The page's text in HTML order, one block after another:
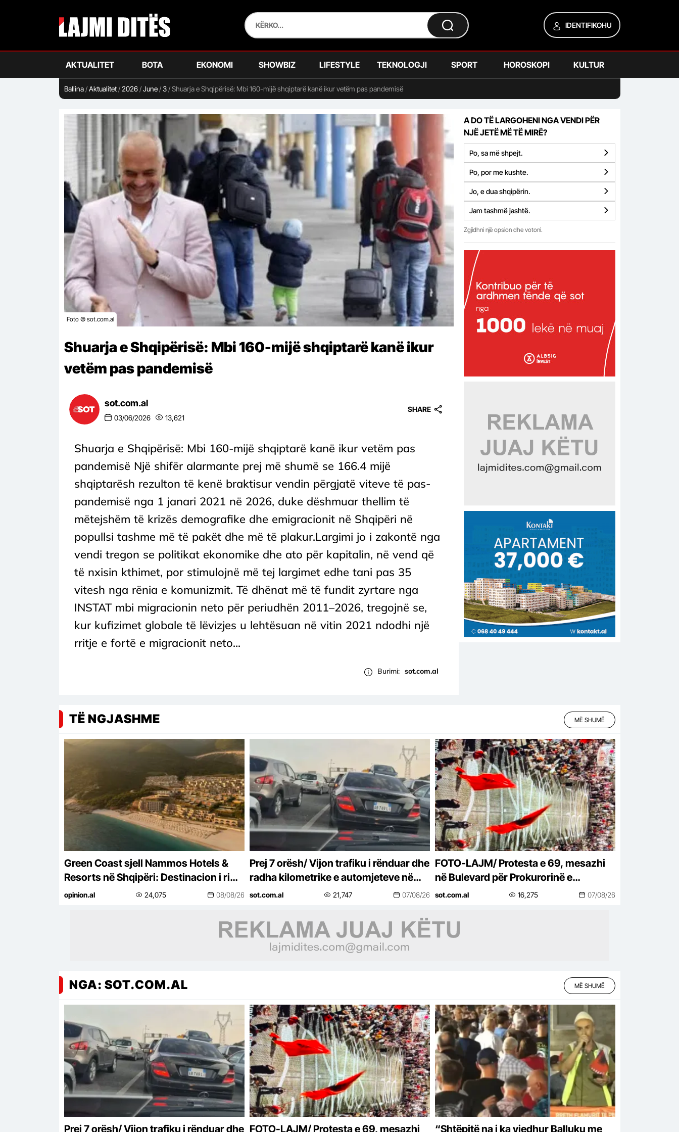
IDENTIFIKOHU
AKTUALITET BOTA EKONOMI SHOWBIZ LIFESTYLE TEKNOLOGJI SPORT HOROSKOPI KULTUR
Ballina/Aktualitet/2026/June/3/Shuarja e Shqipërisë: Mbi 160-mijë shqiptarë kanë ikur vetëm pas pandemisë
Foto © sot.com.al
Shuarja e Shqipërisë: Mbi 160-mijë shqiptarë kanë ikur
vetëm pas pandemisë
sot.com.al
03/06/2026 13,621
SHARE
Shuarja e Shqipërisë: Mbi 160-mijë shqiptarë kanë ikur vetëm pas
pandemisë Një shifër alarmante prej më shumë se 166.4 mijë
shqiptarësh rezulton të kenë braktisur vendin përgjatë viteve të pas-
pandemisë nga 1 janari 2021 në 2026, duke dëshmuar thellim të
mëtejshëm të krizës demografike dhe emigracionit në Shqipëri në
popullsi tashme më të pakët dhe më të plakur.Largimi jo i zakontë nga
vendi tregon se politikat ekonomike dhe ato për kapitalin, në vend që
të nxisin kthimet, por stimulojnë më tej largimet edhe tani pas 35
vitesh nga rënia e komunizmit. Të dhënat më të fundit zyrtare nga
INSTAT mbi migracionin neto për periudhën 2011–2026, tregojnë se,
kur kufizimet globale të lëvizjes u lehtësuan në vitin 2021 ndodhi një
rritje e fortë e migracionit neto...
Burimi: sot.com.al
A DO TË LARGOHENI NGA VENDI PËR
NJË JETË MË TË MIRË?
Po, sa më shpejt.
Po, por me kushte.
Jo, e dua shqipërin.
Jam tashmë jashtë.
Zgjidhni një opsion dhe votoni.
TË NGJASHME MË SHUMË
Green Coast sjell Nammos Hotels &
Resorts në Shqipëri: Destinacion i ri
lifestyle
opinion.al 24,075 08/08/26
Prej 7 orësh/ Vijon trafiku i rënduar dhe
radha kilometrike e automjeteve në
aksin Tiranë-Elbasan
sot.com.al 21,747 07/08/26
FOTO-LAJM/ Protesta e 69, mesazhi
në Bulevard për Prokurorinë e
Posaçme: SPAK, çfarë pret?
sot.com.al 16,275 07/08/26
NGA: SOT.COM.AL MË SHUMË
Prej 7 orësh/ Vijon trafiku i rënduar dhe FOTO-LAJM/ Protesta e 69, mesazhi
“Shtëpitë na i ka vjedhur Balluku me